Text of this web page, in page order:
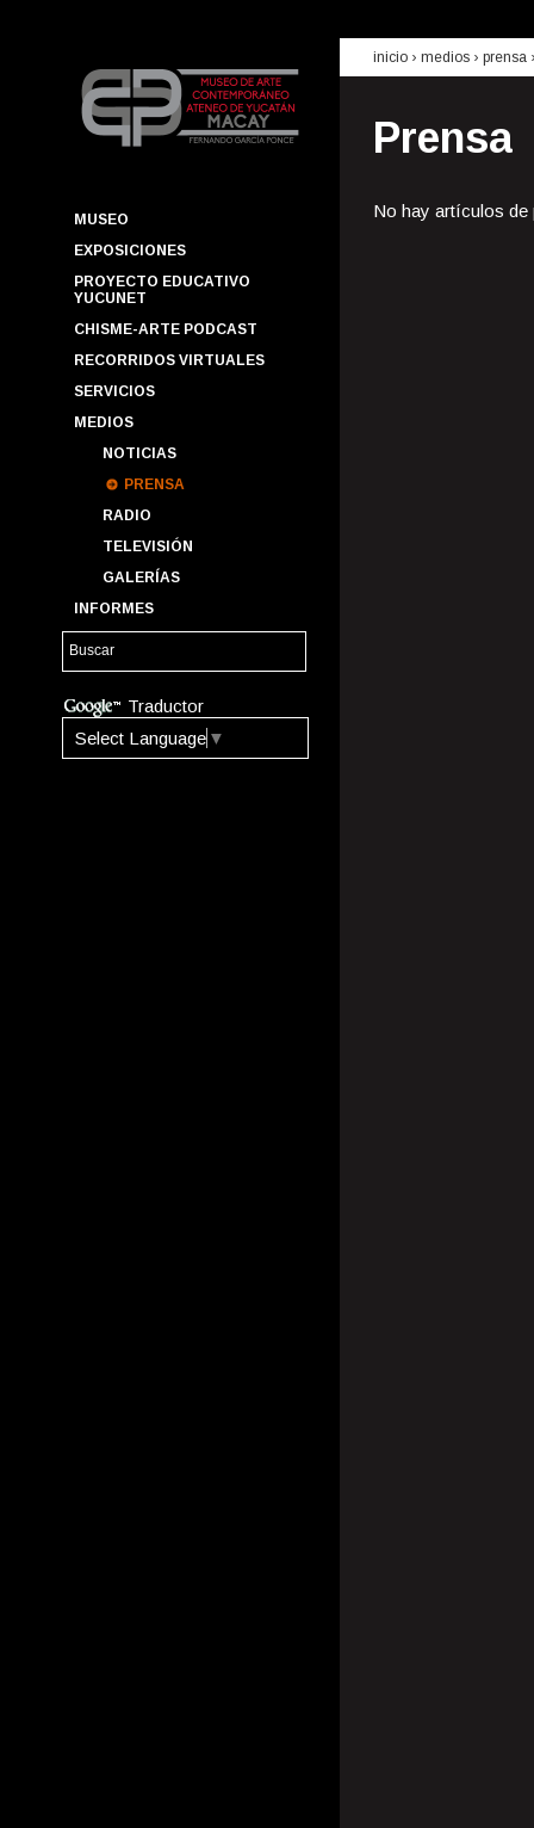
MUSEO
EXPOSICIONES
PROYECTO EDUCATIVO
YUCUNET
CHISME-ARTE PODCAST
RECORRIDOS VIRTUALES
SERVICIOS
MEDIOS
NOTICIAS
PRENSA
RADIO
TELEVISIÓN
GALERÍAS
INFORMES
Traductor
Select Language ▼
inicio › medios › prensa
Prensa
No hay artículos de